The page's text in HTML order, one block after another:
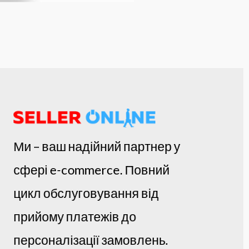
Ми – ваш надійний партнер у
сфері e-commerce. Повний
цикл обслуговування від
прийому платежів до
персоналізації замовлень.